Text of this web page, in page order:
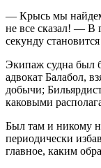
— Крысь мы найдем
не все сказал! — В
секунду
Экипаж судна был
адвокат Балабол,
добычи;
каковыми
Был там и никому
периодически
главное, каким